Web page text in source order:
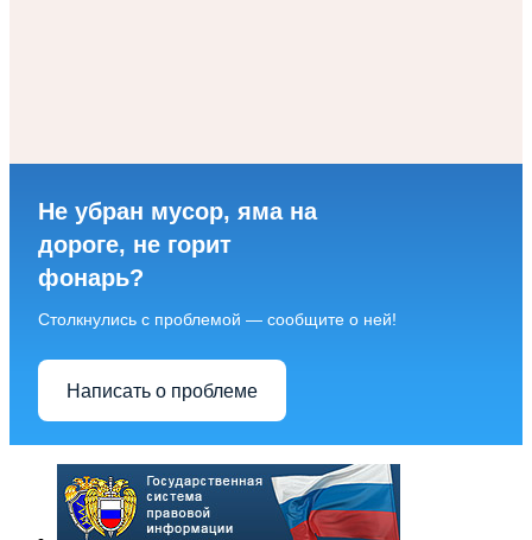
Не убран мусор, яма на
дороге, не горит
фонарь?
Столкнулись с проблемой — сообщите о ней!
Написать о проблеме